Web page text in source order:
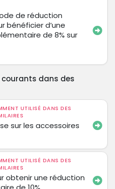
de réduction
bénéficier d’une
de 8% sur
courants dans des
UTILISÉ DANS DES
sur les accessoires
UTILISÉ DANS DES
obtenir une réduction